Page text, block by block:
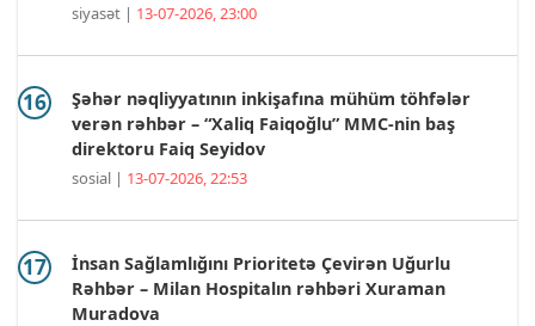
siyasət | 13-07-2026, 23:00
Şəhər nəqliyyatının inkişafına mühüm töhfələr
verən rəhbər – “Xaliq Faiqoğlu” MMC-nin baş
direktoru Faiq Seyidov
sosial | 13-07-2026, 22:53
İnsan Sağlamlığını Prioritetə Çevirən Uğurlu
Rəhbər – Milan Hospitalın rəhbəri Xuraman
Muradova